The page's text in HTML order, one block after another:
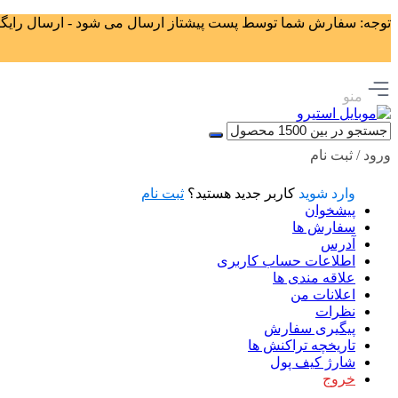
توجه: سفارش شما توسط پست پیشتاز ارسال می شود - ارسال رایگان برای
منو
ورود / ثبت نام
وارد شوید کاربر جدید هستید؟ ثبت نام
پیشخوان
سفارش ها
آدرس
اطلاعات حساب كاربری
علاقه مندی ها
اعلانات من
نظرات
پیگیری سفارش
تاریخچه تراکنش ها
شارژ کیف پول
خروج